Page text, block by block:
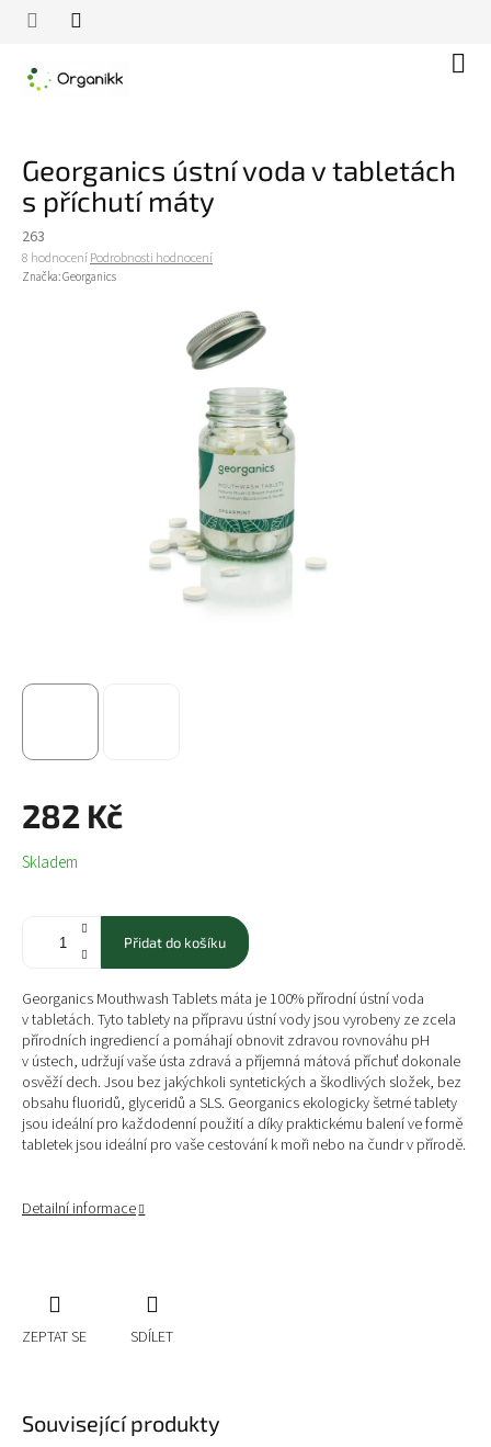
Přejít
Georganics ústní voda v tabletách
s příchutí máty
263
Průměrné
hodnocení
8 hodnoceníPodrobnosti hodnocení
Značka:Georganics
282 Kč
Měrná
cena:
Skladem
Přidat do košíku
Georganics Mouthwash Tablets máta je 100% přírodní ústní voda
v tabletách. Tyto tablety na přípravu ústní vody jsou vyrobeny ze zcela
přírodních ingrediencí a pomáhají obnovit zdravou rovnováhu pH
v ústech, udržují vaše ústa zdravá a příjemná mátová příchuť dokonale
osvěží dech. Jsou bez jakýchkoli syntetických a škodlivých složek, bez
obsahu fluoridů, glyceridů a SLS. Georganics ekologicky šetrné tablety
jsou ideální pro každodenní použití a díky praktickému balení ve formě
tabletek jsou ideální pro vaše cestování k moři nebo na čundr v přírodě.
Detailní informace
ZEPTAT SE SDÍLET
Související produkty